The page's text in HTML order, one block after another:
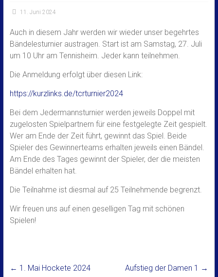
11. Juni 2024
Auch in diesem Jahr werden wir wieder unser begehrtes
Bändelesturnier austragen. Start ist am Samstag, 27. Juli
um 10 Uhr am Tennisheim. Jeder kann teilnehmen.
Die Anmeldung erfolgt über diesen Link:
https://kurzlinks.de/tcrturnier2024
Bei dem Jedermannsturnier werden jeweils Doppel mit
zugelosten Spielpartnern für eine festgelegte Zeit gespielt.
Wer am Ende der Zeit führt, gewinnt das Spiel. Beide
Spieler des Gewinnerteams erhalten jeweils einen Bändel.
Am Ende des Tages gewinnt der Spieler, der die meisten
Bändel erhalten hat.
Die Teilnahme ist diesmal auf 25 Teilnehmende begrenzt.
Wir freuen uns auf einen geselligen Tag mit schönen
Spielen!
← 1. Mai Hockete 2024 Aufstieg der Damen 1 →